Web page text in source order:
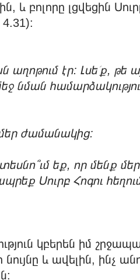
բոլորը լցվեցին
էր: Լսե՛ք, թե
նման
ժամանակից:
եք, որ մենք
Սուրբ Հոգու
կբերեն իմ
և ավելին, ինչ